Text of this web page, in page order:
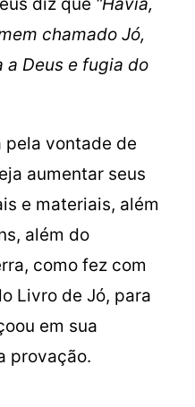
chamado Jó,
Deus e fugia do
pela vontade de
aumentar seus
e materiais, além
além do
como fez com
Livro de Jó, para
em sua
provação.